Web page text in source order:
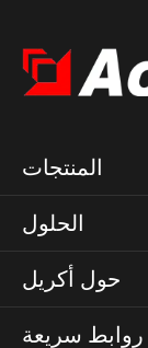
المنتجات
الحلول
حول أكريل
روابط سريعة